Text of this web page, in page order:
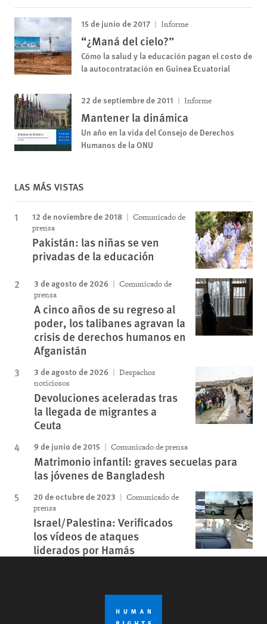
15 de junio de 2017 Informe
“¿Maná del cielo?”
Cómo la salud y la educación pagan el costo de
la autocontratación en Guinea Ecuatorial
22 de septiembre de 2011 Informe
Mantener la dinámica
Un año en la vida del Consejo de Derechos
Humanos de la ONU
LAS MÁS VISTAS
12 de noviembre de 2018
Comunicado de
prensa
Pakistán: las niñas se ven
privadas de la educación
3 de agosto de 2026
Comunicado de
prensa
A cinco años de su regreso al
poder, los talibanes agravan la
crisis de derechos humanos en
Afganistán
3 de agosto de 2026
Despachos
noticiosos
Devoluciones aceleradas tras
la llegada de migrantes a
Ceuta
9 de junio de 2015 Comunicado de prensa
Matrimonio infantil: graves secuelas para
las jóvenes de Bangladesh
20 de octubre de 2023
Comunicado de
prensa
Israel/Palestina: Verificados
los vídeos de ataques
liderados por Hamás